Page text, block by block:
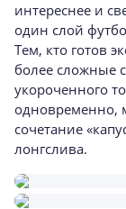
интереснее и
один слой
Тем, кто готов
более сложные
укороченного
одновременно,
сочетание
лонгслива.